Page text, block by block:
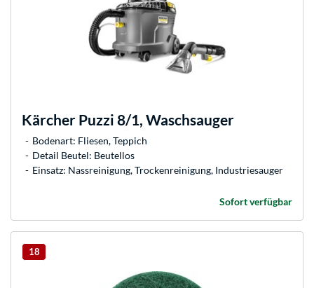
Kärcher Puzzi 8/1, Waschsauger
Bodenart: Fliesen, Teppich
Detail Beutel: Beutellos
Einsatz: Nassreinigung, Trockenreinigung, Industriesauger
Sofort verfügbar
18